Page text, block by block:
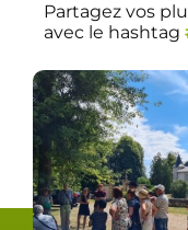
Partagez vos
avec le hashtag